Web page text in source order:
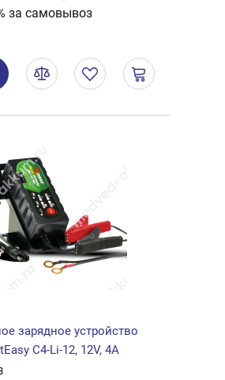
за самовывоз
зарядное устройство
C4-Li-12, 12V, 4A